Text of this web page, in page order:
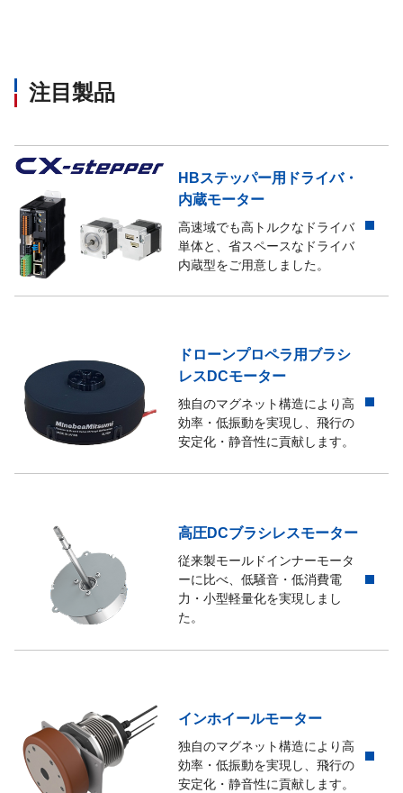
注目製品
HBステッパー用ドライバ・
内蔵モーター
高速域でも高トルクなドライバ
単体と、省スペースなドライバ
内蔵型をご用意しました。
ドローンプロペラ用ブラシ
レスDCモーター
独自のマグネット構造により高
効率・低振動を実現し、飛行の
安定化・静音性に貢献します。
高圧DCブラシレスモーター
従来製モールドインナーモータ
ーに比べ、低騒音・低消費電
力・小型軽量化を実現しまし
た。
インホイールモーター
独自のマグネット構造により高
効率・低振動を実現し、飛行の
安定化・静音性に貢献します。